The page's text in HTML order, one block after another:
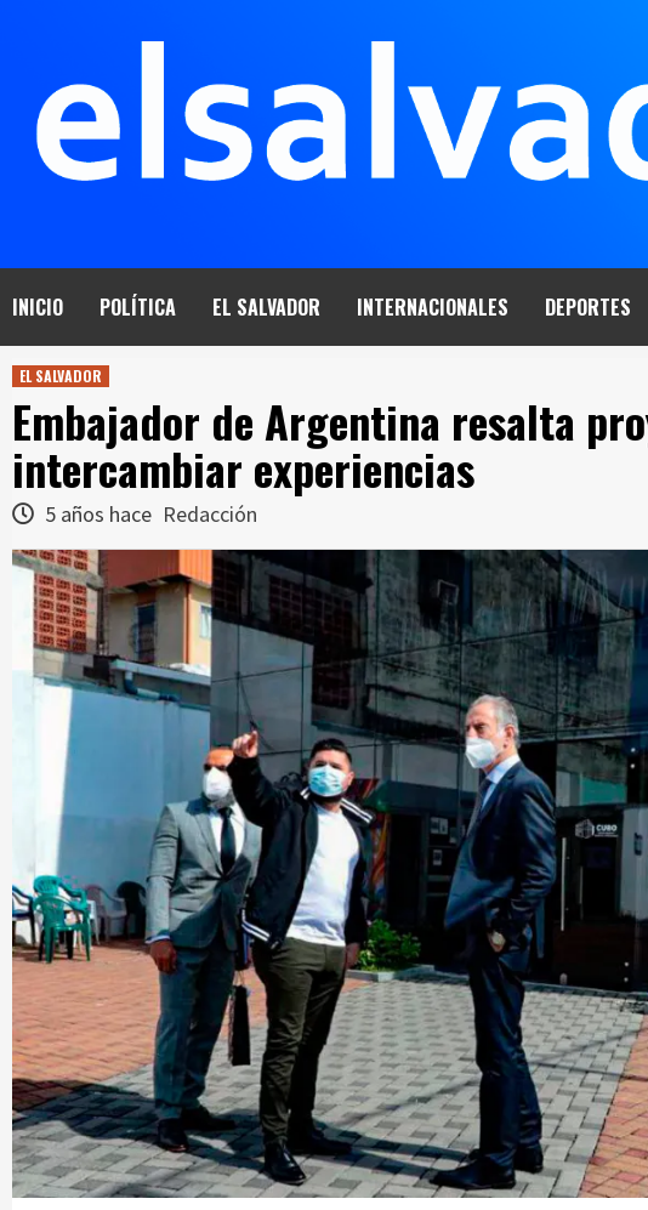
INICIO POLÍTICA EL SALVADOR INTERNACIONALES DEPORTES
EL SALVADOR
Embajador de Argentina resalta
intercambiar experiencias
5 años hace Redacción